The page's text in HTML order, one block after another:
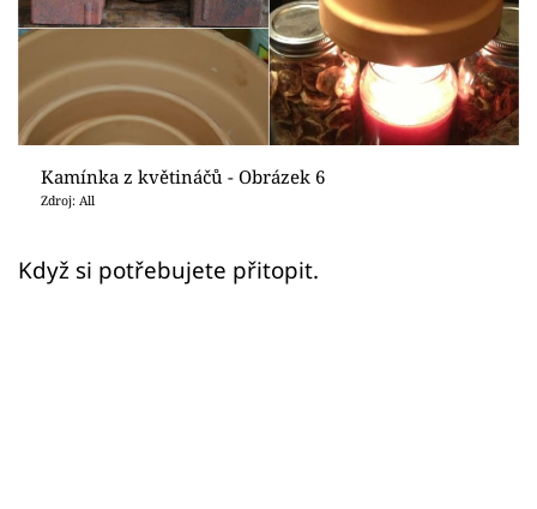
Sledujte prima+
Přihlášení
Sledujte nás
Kamínka z květináčů - Obrázek 6
Zdroj: All
Když si potřebujete přitopit.